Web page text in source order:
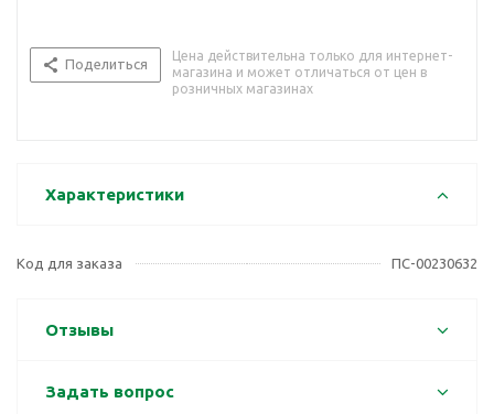
Поделиться
Цена действительна только для интернет-
магазина и может отличаться от цен в
розничных магазинах
Характеристики
Код для заказа ПС-00230632
Отзывы
Задать вопрос